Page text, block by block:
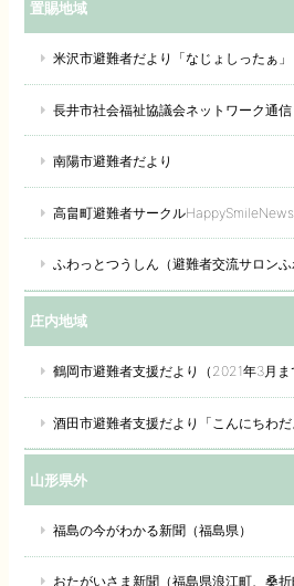
置賜地域
米沢市避難者だより「なじょしったぁ」
長井市社会福祉協議会ネットワーク通信
南陽市避難者だより
高畠町避難者サークルHappySmileNews
ふわっとつうしん（避難者交流サロンふ
庄内地域
鶴岡市避難者支援だより（2021年3月ま
酒田市避難者支援だより「こんにちわ
山形県外
福島の今がわかる新聞（福島県）
おたがいさま新聞（福島県浪江町、桑